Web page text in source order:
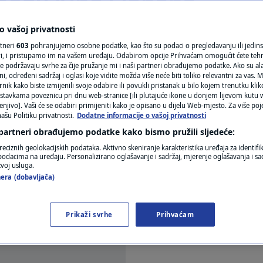
N1(DIS)INFO
FOTO
VIDEO
narode, optužujući Tokio da prijeti
se braniti u svojoj najjače formuliranoj izjavi u
vašoj privatnosti
603 pohranjujemo osobne podatke, kao što su podaci o pregledavanju ili
i pristupamo im na vašem uređaju. Odabirom opcije Prihvaćam omogućit ćete
podržavaju svrhe za čije pružanje mi i naši partneri obrađujemo podatke. Ako su
određeni sadržaj i oglasi koje vidite možda više neće biti toliko relevantni za vas.
kako biste izmijenili svoje odabire ili povukli pristanak u bilo kojem trenutku
poveznicu pri dnu web-stranice [ili plutajuće ikone u donjem lijevom kutu
Vaši će se odabiri primijeniti kako je opisano u dijelu Web-mjesto. Za više
Politiku privatnosti. Dodatne informacije o vašoj privatnosti
obrađujemo podatke kako bismo pružili sljedeće:
geolokacijskih podataka. Aktivno skeniranje karakteristika uređaja za
na uređaju. Personalizirano oglašavanje i sadržaj, mjerenje oglašavanja i
usluga.
(dobavljača)
Prikaži svrhe Prihvaćam